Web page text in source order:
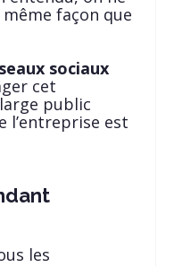
façon que
sociaux
cet
public
l’entreprise est
les